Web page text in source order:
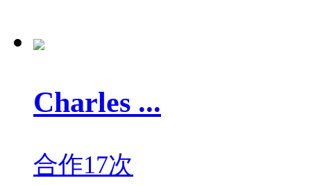
Charles ...
合作17次